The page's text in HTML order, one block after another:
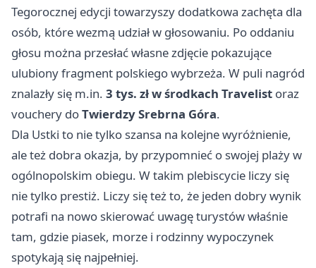
Tegorocznej edycji towarzyszy dodatkowa zachęta dla
osób, które wezmą udział w głosowaniu. Po oddaniu
głosu można przesłać własne zdjęcie pokazujące
ulubiony fragment polskiego wybrzeża. W puli nagród
znalazły się m.in. 3 tys. zł w środkach Travelist oraz
vouchery doTwierdzy Srebrna Góra.
Dla Ustki to nie tylko szansa na kolejne wyróżnienie,
ale też dobra okazja, by przypomnieć o swojej plaży w
ogólnopolskim obiegu. W takim plebiscycie liczy się
nie tylko prestiż. Liczy się też to, że jeden dobry wynik
potrafi na nowo skierować uwagę turystów właśnie
tam, gdzie piasek, morze i rodzinny wypoczynek
spotykają się najpełniej.